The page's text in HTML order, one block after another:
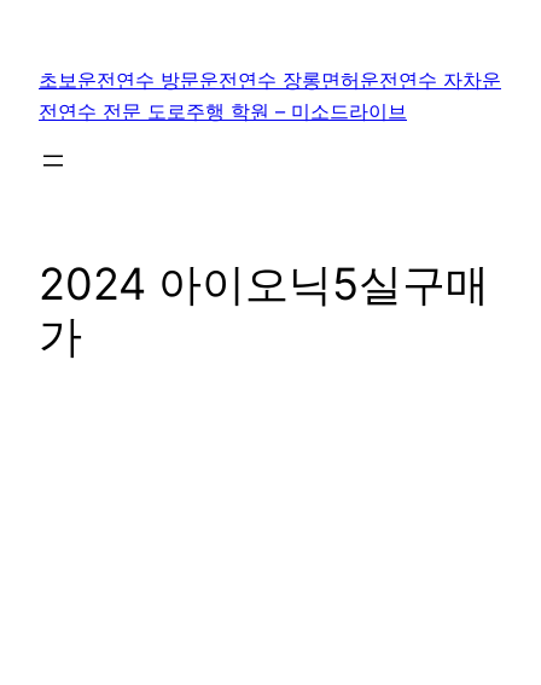
초보운전연수 방문운전연수 장롱면허운전연수 자차운
전연수 전문 도로주행 학원 – 미소드라이브
2024 아이오닉5실구매
가